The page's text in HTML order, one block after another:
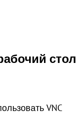
стол
VNC